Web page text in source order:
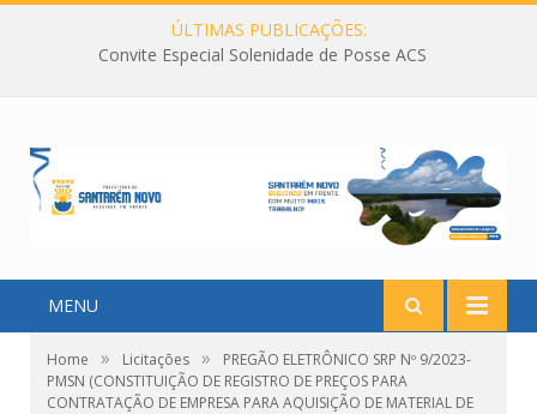
ÚLTIMAS PUBLICAÇÕES:
Convite Especial Solenidade de Posse ACS
MENU
Home » Licitações »
PREGÃO ELETRÔNICO SRP Nº 9/2023-
PMSN (CONSTITUIÇÃO DE REGISTRO DE PREÇOS PARA
CONTRATAÇÃO DE EMPRESA PARA AQUISIÇÃO DE MATERIAL DE